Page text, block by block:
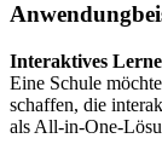
Interaktives
Eine Schule
schaffen, die
als All-in-One-